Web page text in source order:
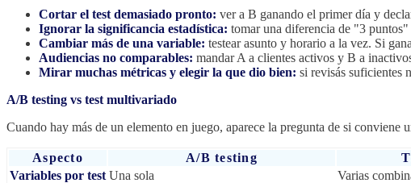
Cortar el test demasiado pronto: ver a B ganando el primer día y
Ignorar la significancia estadística: tomar una diferencia de "3 puntos"
Cambiar más de una variable: testear asunto y horario a la vez. Si
Audiencias no comparables: mandar A a clientes activos y B a
Mirar muchas métricas y elegir la que dio bien: si revisás suficientes
A/B testing vs test multivariado
Cuando hay más de un elemento en juego, aparece la pregunta de si
Aspecto A/B testing
Variables por test Una sola
Varias